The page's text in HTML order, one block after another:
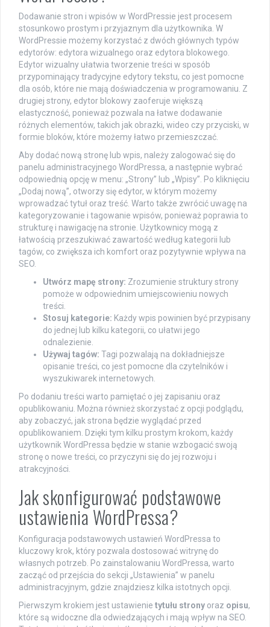
Dodawanie stron i wpisów w WordPressie jest procesem
stosunkowo prostym i przyjaznym dla użytkownika. W
WordPressie możemy korzystać z dwóch głównych typów
edytorów: edytora wizualnego oraz edytora blokowego.
Edytor wizualny ułatwia tworzenie treści w sposób
przypominający tradycyjne edytory tekstu, co jest pomocne
dla osób, które nie mają doświadczenia w programowaniu. Z
drugiej strony, edytor blokowy zaoferuje większą
elastyczność, ponieważ pozwala na łatwe dodawanie
różnych elementów, takich jak obrazki, wideo czy przyciski, w
formie bloków, które możemy łatwo przemieszczać.
Aby dodać nową stronę lub wpis, należy zalogować się do
panelu administracyjnego WordPressa, a następnie wybrać
odpowiednią opcję w menu: „Strony” lub „Wpisy”. Po kliknięciu
„Dodaj nową”, otworzy się edytor, w którym możemy
wprowadzać tytuł oraz treść. Warto także zwrócić uwagę na
kategoryzowanie i tagowanie wpisów, ponieważ poprawia to
strukturę i nawigację na stronie. Użytkownicy mogą z
łatwością przeszukiwać zawartość według kategorii lub
tagów, co zwiększa ich komfort oraz pozytywnie wpływa na
SEO.
Utwórz mapę strony: Zrozumienie struktury strony
pomoże w odpowiednim umiejscowieniu nowych
treści.
Stosuj kategorie: Każdy wpis powinien być przypisany
do jednej lub kilku kategorii, co ułatwi jego
odnalezienie.
Używaj tagów: Tagi pozwalają na dokładniejsze
opisanie treści, co jest pomocne dla czytelników i
wyszukiwarek internetowych.
Po dodaniu treści warto pamiętać o jej zapisaniu oraz
opublikowaniu. Można również skorzystać z opcji podglądu,
aby zobaczyć, jak strona będzie wyglądać przed
opublikowaniem. Dzięki tym kilku prostym krokom, każdy
użytkownik WordPressa będzie w stanie wzbogacić swoją
stronę o nowe treści, co przyczyni się do jej rozwoju i
atrakcyjności.
Jak skonfigurować podstawowe
ustawienia WordPressa?
Konfiguracja podstawowych ustawień WordPressa to
kluczowy krok, który pozwala dostosować witrynę do
własnych potrzeb. Po zainstalowaniu WordPressa, warto
zacząć od przejścia do sekcji „Ustawienia” w panelu
administracyjnym, gdzie znajdziesz kilka istotnych opcji.
Pierwszym krokiem jest ustawienie tytułu strony oraz opisu,
które są widoczne dla odwiedzających i mają wpływ na SEO.